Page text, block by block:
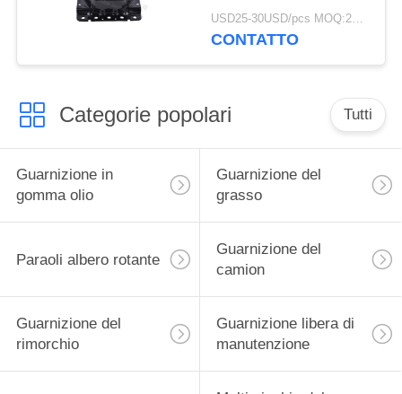
supporto di motore di
no.
USD25-30USD/pcs MOQ:20pcs
CONTATTO
Categorie popolari Tutti
Guarnizione in
gomma olio
Guarnizione del
grasso
Paraoli albero rotante
Guarnizione del
camion
Guarnizione del
rimorchio
Guarnizione libera di
manutenzione